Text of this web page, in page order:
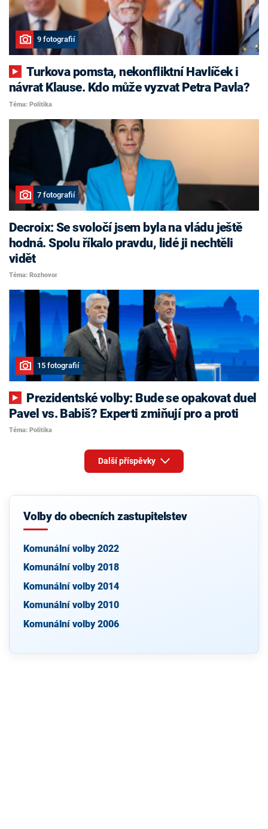
9 fotografií
Turkova pomsta, nekonfliktní Havlíček i
návrat Klause. Kdo může vyzvat Petra Pavla?
Téma: Politika
7 fotografií
Decroix: Se svoločí jsem byla na vládu ještě
hodná. Spolu říkalo pravdu, lidé ji nechtěli
vidět
Téma: Rozhovor
15 fotografií
Pavel vs. Babiš? Experti zmiňují pro a proti
Téma: Politika
Další příspěvky
Volby do obecních zastupitelstev
Komunální volby 2022
Komunální volby 2018
Komunální volby 2014
Komunální volby 2010
Komunální volby 2006